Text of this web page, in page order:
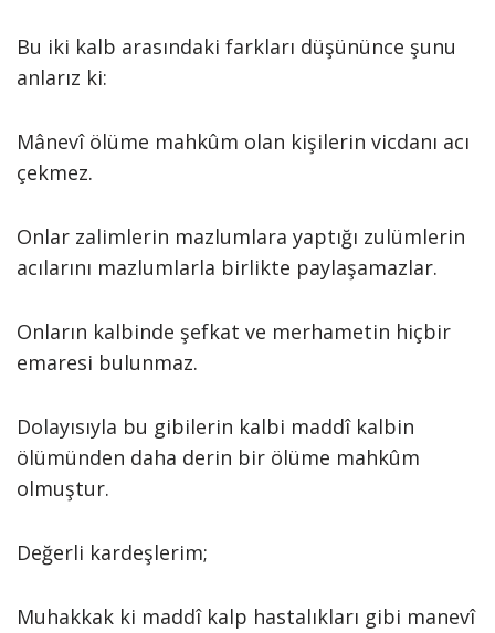
Bu iki kalb arasındaki farkları düşününce şunu
anlarız ki:
Mânevî ölüme mahkûm olan kişilerin vicdanı acı
çekmez.
Onlar zalimlerin mazlumlara yaptığı zulümlerin
acılarını mazlumlarla birlikte paylaşamazlar.
Onların kalbinde şefkat ve merhametin hiçbir
emaresi bulunmaz.
Dolayısıyla bu gibilerin kalbi maddî kalbin
ölümünden daha derin bir ölüme mahkûm
olmuştur.
Değerli kardeşlerim;
Muhakkak ki maddî kalp hastalıkları gibi manevî